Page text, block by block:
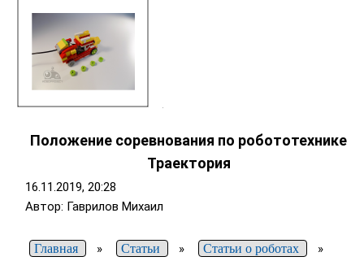
Положение соревнования по робототехнике
Траектория
16.11.2019, 20:28
Автор: Гаврилов Михаил
Главная » Статьи » Статьи о роботах »